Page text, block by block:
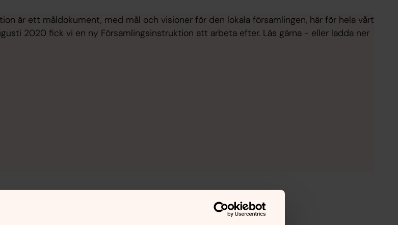
är ett måldokument, med mål och visioner för den lokala församlingen, här för hela vårt
2020 fick vi en ny Församlingsinstruktion att arbeta efter. Läs gärna - eller ladda ner